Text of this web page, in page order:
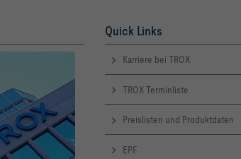
Quick Links
Karriere bei TROX
TROX Terminliste
Preislisten und Produktdaten
EPF